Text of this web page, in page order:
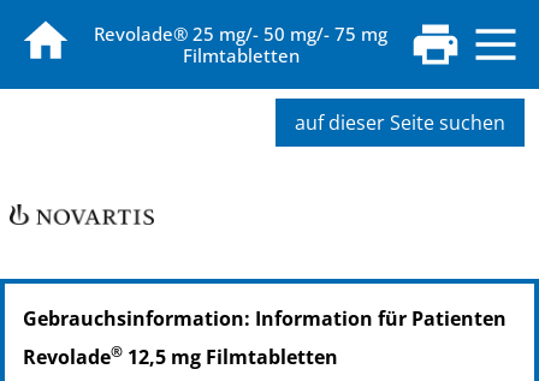
Revolade® 25 mg/- 50 mg/- 75 mg
Filmtabletten
auf dieser Seite suchen
PZN: 12643430
PPN: 111264343092
NTIN: 04150126434305
Gebrauchsinformation: Information für Patienten
Revolade® 12,5 mg Filmtabletten